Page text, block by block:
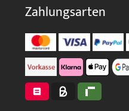
Zahlungsarten